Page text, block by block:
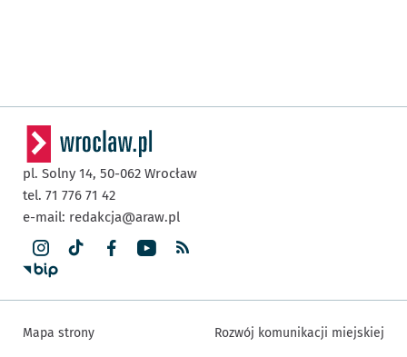
pl. Solny 14, 50-062 Wrocław
tel. 71 776 71 42
e-mail: redakcja@araw.pl
Mapa strony
Rozwój komunikacji miejskiej